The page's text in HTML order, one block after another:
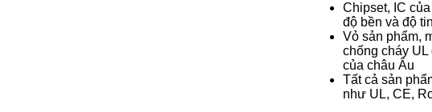
Chipset, IC
độ bền và độ
Vỏ sản phẩm,
chống cháy UL
của châu Âu
Tất cả sản
như UL, CE,